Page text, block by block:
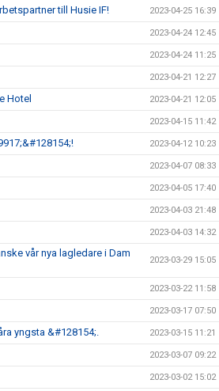
till Husie IF! 2023-04-25 16:39
2023-04-24 12:45
2023-04-24 11:25
2023-04-21 12:27
Hotel 2023-04-21 12:05
2023-04-15 11:42
2023-04-12 10:23
2023-04-07 08:33
2023-04-05 17:40
2023-04-03 21:48
2023-04-03 14:32
vår nya lagledare i Dam
2023-03-29 15:05
2023-03-22 11:58
2023-03-17 07:50
yngsta &#128154;. 2023-03-15 11:21
2023-03-07 09:22
2023-03-02 15:02